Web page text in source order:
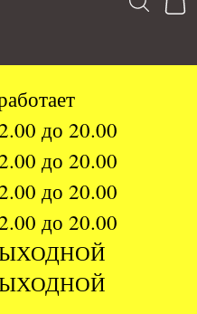
до 20.00
до 20.00
до 20.00
до 20.00
ВЫХОДНОЙ